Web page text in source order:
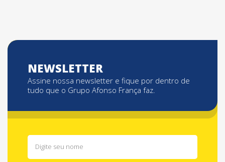
NEWSLETTER
Assine nossa newsletter e fique por dentro de
tudo que o Grupo Afonso França faz.